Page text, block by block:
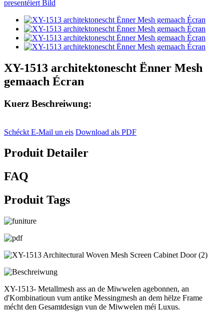
XY-1513 architektonescht Ënner Mesh
gemaach Écran
Kuerz Beschreiwung:
Schéckt E-Mail un eis Download als PDF
Produit Detailer
FAQ
Produit Tags
XY-1513- Metallmesh ass an de Miwwelen agebonnen, an
d'Kombinatioun vum antike Messingmesh an dem hëlze Frame
mécht den Gesamtdesign vun de Miwwelen méi Luxus.